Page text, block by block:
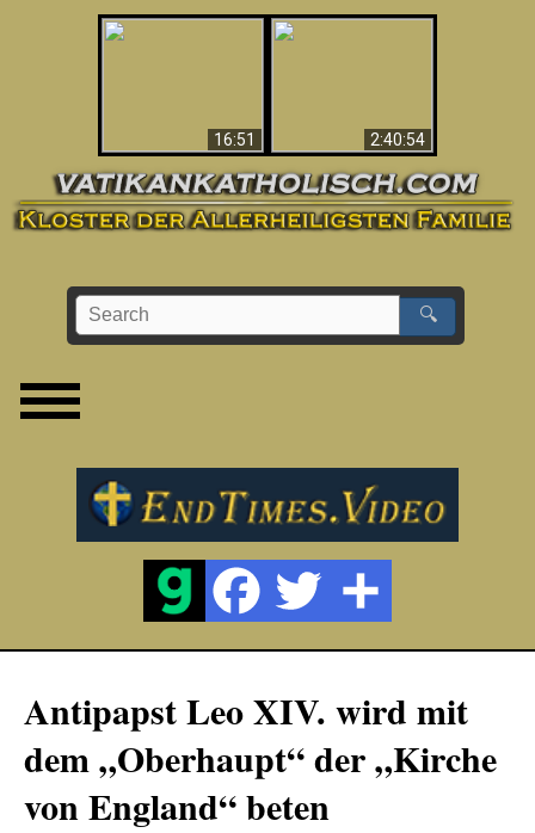
16:51
2:40:54
🔍
Antipapst Leo XIV. wird mit
dem „Oberhaupt“ der „Kirche
von England“ beten